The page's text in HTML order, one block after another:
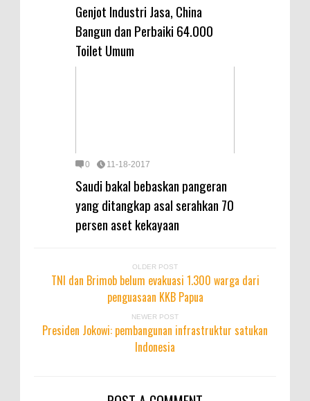
Genjot Industri Jasa, China
Bangun dan Perbaiki 64.000
Toilet Umum
0 11-18-2017
Saudi bakal bebaskan pangeran
yang ditangkap asal serahkan 70
persen aset kekayaan
OLDER POST
TNI dan Brimob belum evakuasi 1.300 warga dari
penguasaan KKB Papua
NEWER POST
Presiden Jokowi: pembangunan infrastruktur satukan
Indonesia